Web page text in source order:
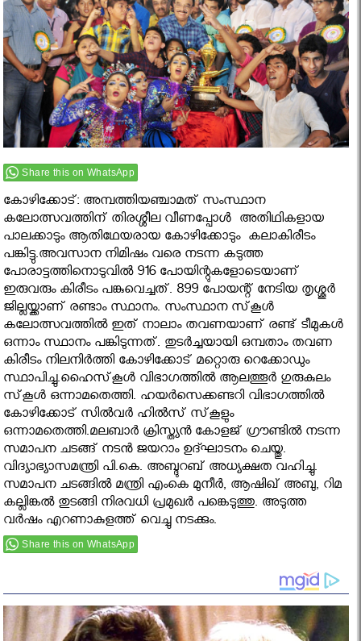
Share this on WhatsApp
കോഴിക്കോട്: അമ്പത്തിയ‌ഞ്ചാമത് സംസ്ഥാന
കലോത്സവത്തിന് തിരശ്ശീല വീണപ്പോൾ അതിഥികളായ
പാലക്കാടും ആതിഥേയരായ കോഴിക്കോടും കലാകിരീടം
പങ്കിട്ടു.അവസാന നിമിഷം വരെ നടന്ന കടുത്ത
പോരാട്ടത്തിനൊടുവിൽ 916 പോയിന്റുകളോടെയാണ്‌
ഇരുവരും കിരീടം പങ്കുവെച്ചത്‌. 899 പോയന്റ് നേടിയ തൃശ്ശൂര്‍
ജില്ലയ്ക്കാണ് രണ്ടാം സ്ഥാനം. സംസ്ഥാന സ്‌കൂള്‍
കലോത്സവത്തില്‍ ഇത് നാലാം തവണയാണ് രണ്ട് ടീമുകള്‍
ഒന്നാം സ്ഥാനം പങ്കിടുന്നത്. തുടര്‍ച്ചയായി ഒമ്പതാം തവണ
കിരീടം നിലനിര്‍ത്തി കോഴിക്കോട് മറ്റൊരു റെക്കോഡും
സ്ഥാപിച്ചു.ഹൈസ്‌കൂള്‍ വിഭാഗത്തില്‍ ആലത്തൂര്‍ ഗുരുകുലം
സ്‌കൂള്‍ ഒന്നാമതെത്തി. ഹയര്‍സെക്കണ്ടറി വിഭാഗത്തില്‍
കോഴിക്കോട് സില്‍വര്‍ ഹില്‍സ് സ്‌കൂളും
ഒന്നാമതെത്തി.മലബാര്‍ ക്രിസ്ത്യന്‍ കോളജ് ഗ്രൗണ്ടില്‍ നടന്ന
സമാപന ചടങ്ങ് നടൻ ജയറാം ഉദ്ഘാടനം ചെയ്തു.
വിദ്യാഭ്യാസമന്ത്രി പി.കെ. അബ്ദുറബ് അധ്യക്ഷത വഹിച്ചു.
സമാപന ചടങ്ങിൽ മന്ത്രി എംകെ മുനീർ, ആഷിഖ് അബു, റിമ
കല്ലിങ്കൽ തുടങ്ങി നിരവധി പ്രമുഖർ പങ്കെടുത്തു. അടുത്ത
വര്‍ഷം എറണാകുളത്ത് വെച്ചു നടക്കും.
Share this on WhatsApp